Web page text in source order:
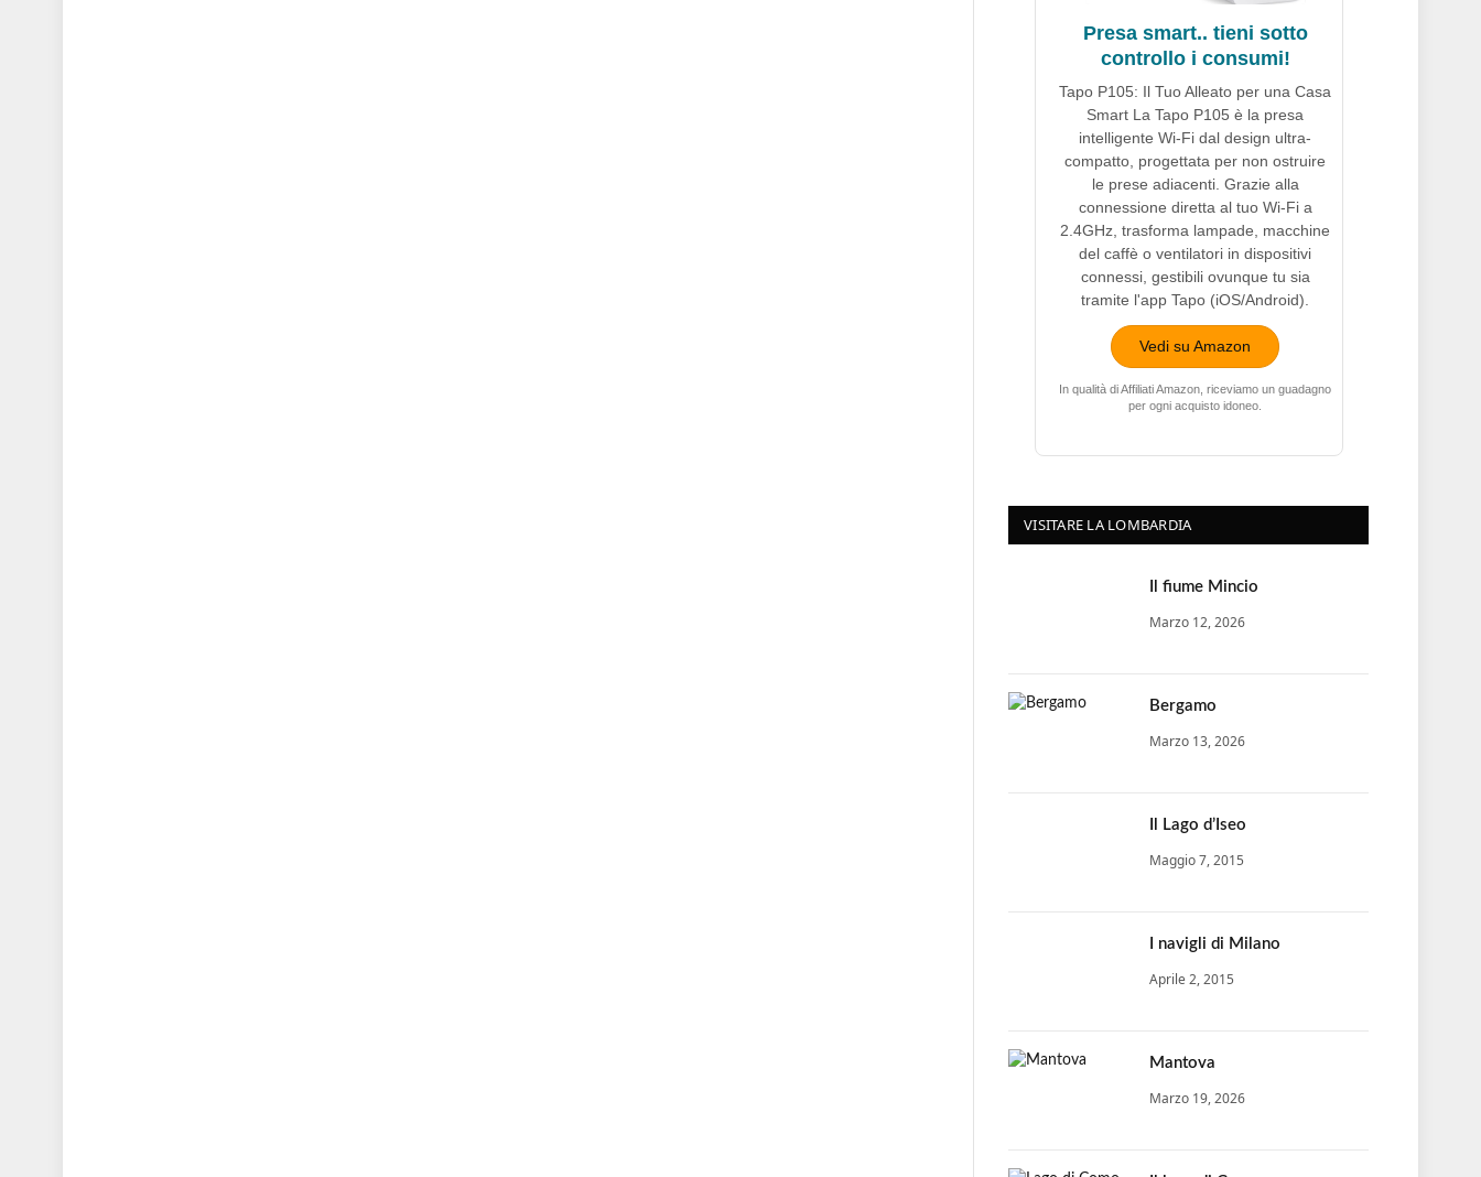
Presa smart.. tieni sotto
controllo i consumi!
Tapo P105: Il Tuo Alleato per una Casa
Smart La Tapo P105 è la presa
intelligente Wi-Fi dal design ultra-
compatto, progettata per non ostruire
le prese adiacenti. Grazie alla
connessione diretta al tuo Wi-Fi a
2.4GHz, trasforma lampade, macchine
del caffè o ventilatori in dispositivi
connessi, gestibili ovunque tu sia
tramite l'app Tapo (iOS/Android).
Vedi su Amazon
In qualità di Affiliati Amazon, riceviamo un guadagno
per ogni acquisto idoneo.
VISITARE LA LOMBARDIA
Il fiume Mincio
Marzo 12, 2026
Bergamo
Marzo 13, 2026
Il Lago d’Iseo
Maggio 7, 2015
I navigli di Milano
Aprile 2, 2015
Mantova
Marzo 19, 2026